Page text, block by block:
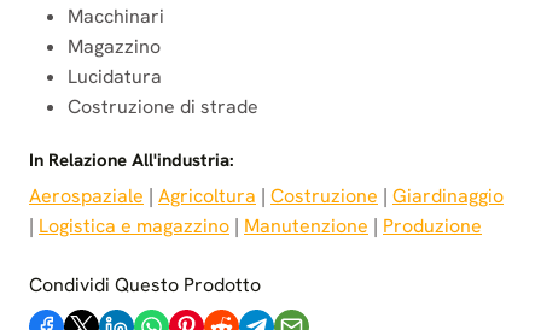
Macchinari
Magazzino
Lucidatura
Costruzione di strade
In Relazione All'industria:
Aerospaziale | Agricoltura | Costruzione | Giardinaggio
| Logistica e magazzino | Manutenzione | Produzione
Condividi Questo Prodotto